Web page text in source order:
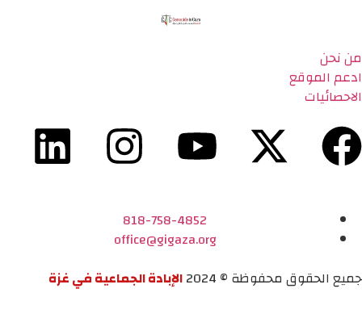
من نحن
ادعم الموقع
الاحصائيات
818-758-4852
office@gigaza.org
جميع الحقوق محفوظة © 2024
الإبادة الجماعية في غزة